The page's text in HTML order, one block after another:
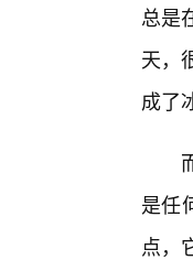
总是
天，
成了
是任
点，